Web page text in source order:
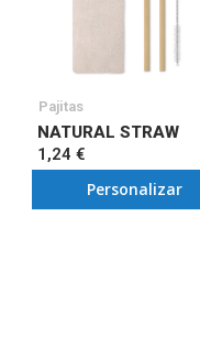
Pajitas
NATURAL STRAW
1,24 €
Personalizar